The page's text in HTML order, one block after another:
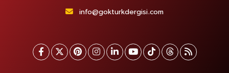
info@gokturkdergisi.com